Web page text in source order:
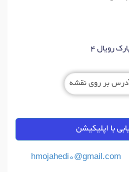
بر روی نقشه
با اپلیکیشن
hmojahedi0@gmail.com